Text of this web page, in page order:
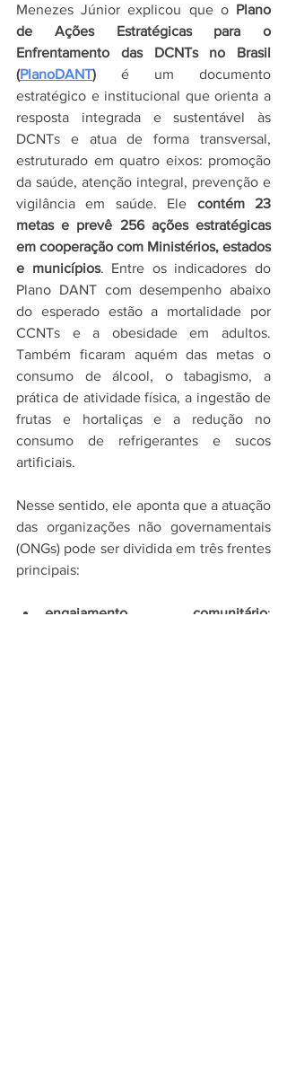
Menezes Júnior explicou que o Plano
de Ações Estratégicas para o
Enfrentamento das DCNTs no Brasil
(PlanoDANT) é um documento
estratégico e institucional que orienta a
resposta integrada e sustentável às
DCNTs e atua de forma transversal,
estruturado em quatro eixos: promoção
da saúde, atenção integral, prevenção e
vigilância em saúde. Ele contém 23
metas e prevê 256 ações estratégicas
em cooperação com Ministérios, estados
e municípios. Entre os indicadores do
Plano DANT com desempenho abaixo
do esperado estão a mortalidade por
CCNTs e a obesidade em adultos.
Também ficaram aquém das metas o
consumo de álcool, o tabagismo, a
prática de atividade física, a ingestão de
frutas e hortaliças e a redução no
consumo de refrigerantes e sucos
artificiais.
Nesse sentido, ele aponta que a atuação
das organizações não governamentais
(ONGs) pode ser dividida em três frentes
principais:
engajamento comunitário: